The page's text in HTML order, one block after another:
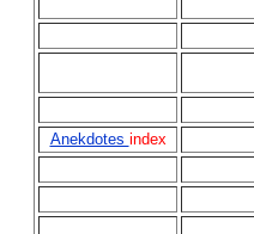
Anekdotes index